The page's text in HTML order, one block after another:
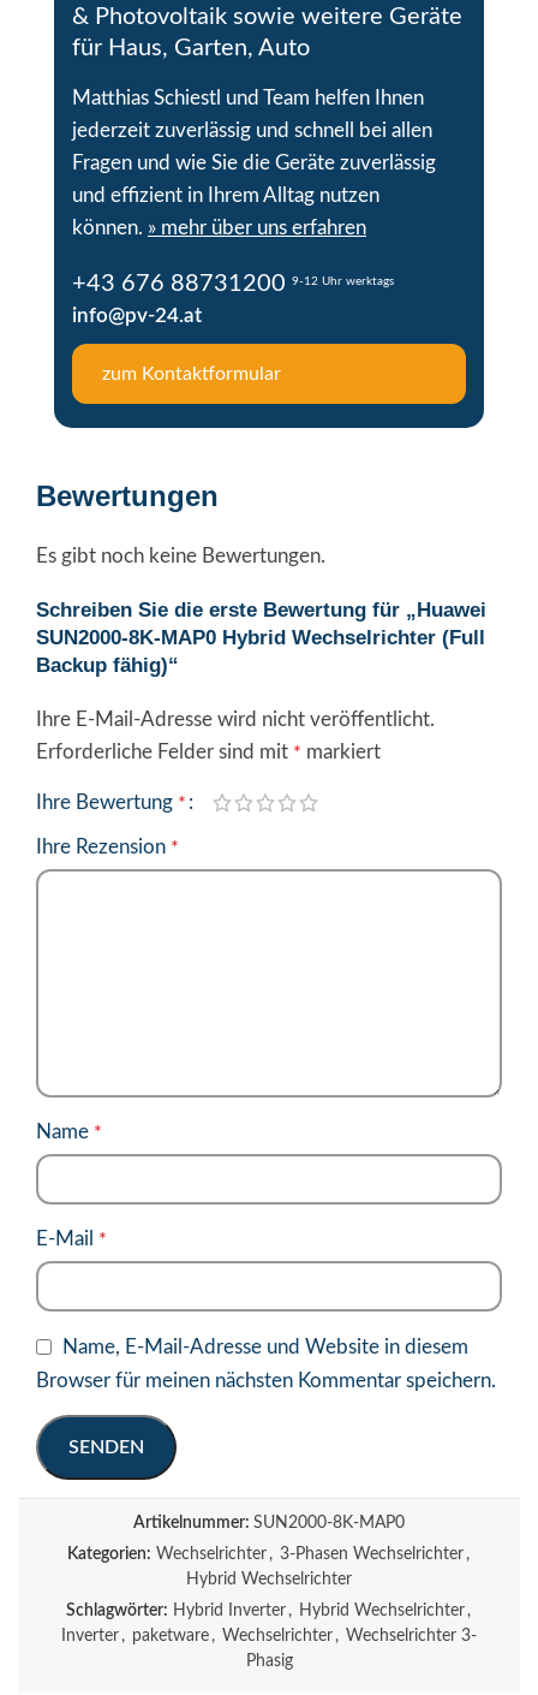
& Photovoltaik sowie weitere Geräte
für Haus, Garten, Auto
Matthias Schiestl und Team helfen Ihnen
jederzeit zuverlässig und schnell bei allen
Fragen und wie Sie die Geräte zuverlässig
und effizient in Ihrem Alltag nutzen
können. » mehr über uns erfahren
+43 676 88731200 9-12 Uhr werktags
info@pv-24.at
zum Kontaktformular
Bewertungen
Es gibt noch keine Bewertungen.
Schreiben Sie die erste Bewertung für „Huawei
SUN2000-8K-MAP0 Hybrid Wechselrichter (Full
Backup fähig)“
Ihre E-Mail-Adresse wird nicht veröffentlicht.
Erforderliche Felder sind mit * markiert
Ihre Bewertung *
Ihre Rezension *
Name *
E-Mail *
Name, E-Mail-Adresse und Website in diesem
Browser für meinen nächsten Kommentar speichern.
Alternative:
Artikelnummer: SUN2000-8K-MAP0
Kategorien: Wechselrichter , 3-Phasen Wechselrichter ,
Hybrid Wechselrichter
Schlagwörter: Hybrid Inverter , Hybrid Wechselrichter ,
Inverter , paketware , Wechselrichter , Wechselrichter 3-
Phasig